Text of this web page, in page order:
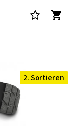
2. Sortieren